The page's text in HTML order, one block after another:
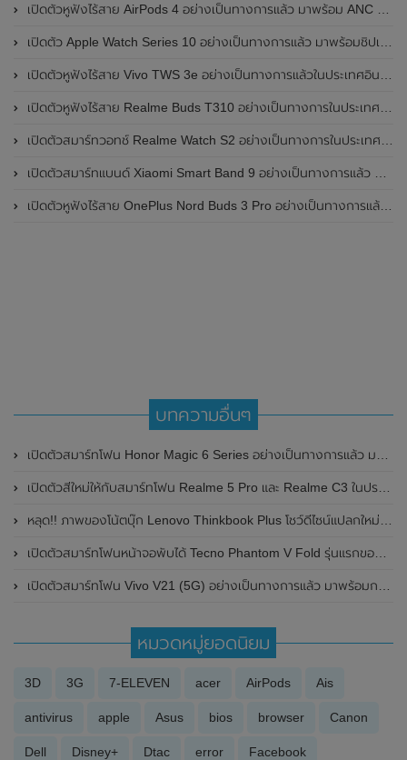
เปิดตัวหูฟังไร้สาย AirPods 4 อย่างเป็นทางการแล้ว มาพร้อม ANC และฟีเจอร์ใหม่มากมาย
เปิดตัว Apple Watch Series 10 อย่างเป็นทางการแล้ว มาพร้อมชิปเซ็ตรุ่น S10
เปิดตัวหูฟังไร้สาย Vivo TWS 3e อย่างเป็นทางการแล้วในประเทศอินเดีย มาพร้อมระบบตัดเสียงรบกวน ANC ที่ 30dB , ป้องกันฝุ่นและกันน้ำที่ระดับ IP54 , แบตเตอรี่สามารถใช้งานนานสูงสุด 36 ชั่วโมง
เปิดตัวหูฟังไร้สาย Realme Buds T310 อย่างเป็นทางการในประเทศอินเดีย มาพร้อมระบบตัดเสียงรบกวน ANC สูงสุด 46dB , เสียงรอบทิศทาง 360 องศา , แบตเตอรี่สามารถใช้งานได้นานสูงสุด 40 ชั่วโมง
เปิดตัวสมาร์ทวอทช์ Realme Watch S2 อย่างเป็นทางการในประเทศอินเดีย มาพร้อมตัวเรือนสแตนเลสสตีล , หน้าจอแสดงผล AMOLED ขนาด 1.43 นิ้ว , แบตเตอรี่ขนาดใหญ่ใช้งานได้นาน 20 วัน และรองรับคำสั่งเสียง Super AI Engine ที่ขับเคลื่อนโดย ChatGPT
เปิดตัวสมาร์ทแบนด์ Xiaomi Smart Band 9 อย่างเป็นทางการแล้ว มาพร้อมหน้าจอ AMOLED ขนาด 1.62 นิ้ว , ตัวเรือนเป็นโลหะ และแบตเตอรี่สุดอึดสามารถใช้งานได้นานถึง 21 วัน
เปิดตัวหูฟังไร้สาย OnePlus Nord Buds 3 Pro อย่างเป็นทางการแล้ว มาพร้อมระบบตัดเสียงรบกวน (ANC) สามารถลดเสียงรบกวนได้ 49dB และแบตเตอรี่สุดอึดใช้งานได้นานสูงสุดถึง 44 ชั่วโมง
บทความอื่นๆ
เปิดตัวสมาร์ทโฟน Honor Magic 6 Series อย่างเป็นทางการแล้ว มาพร้อมชิปเซ็ต Snapdragon 8 Gen 3 , ความจุสูงสุด 1TB และกล้องซูม Periscope ความละเอียด 180MP
เปิดตัวสีใหม่ให้กับสมาร์ทโฟน Realme 5 Pro และ Realme C3 ในประเทศอินเดีย
หลุด!! ภาพของโน้ตบุ๊ก Lenovo Thinkbook Plus โชว์ดีไซน์แปลกใหม่ หน้าจอที่สองขนาดเล็กอยู่ข้างคีย์บอร์ด
เปิดตัวสมาร์ทโฟนหน้าจอพับได้ Tecno Phantom V Fold รุ่นแรกของบริษัทอย่างเป็นทางการแล้วในอินเดีย
เปิดตัวสมาร์ทโฟน Vivo V21 (5G) อย่างเป็นทางการแล้ว มาพร้อมกล้องหน้า 44MP และกันสั่น OIS ในราคาเริ่มต้นเพียง 12,999 บาท
หมวดหมู่ยอดนิยม
3D 3G 7-ELEVEN acer AirPods Ais
antivirus apple Asus bios browser Canon
Dell Disney+ Dtac error Facebook